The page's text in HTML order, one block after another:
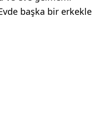
başka bir erkekle